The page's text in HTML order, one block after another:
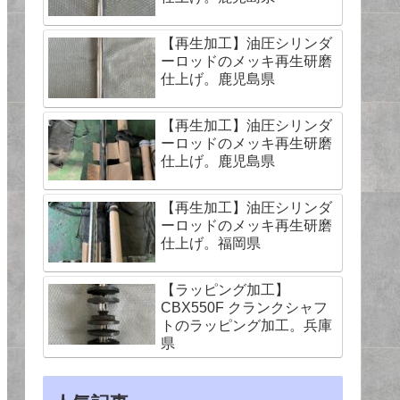
【再生加工】油圧シリンダ
ーロッドのメッキ再生研磨
仕上げ。鹿児島県
【再生加工】油圧シリンダ
ーロッドのメッキ再生研磨
仕上げ。鹿児島県
【再生加工】油圧シリンダ
ーロッドのメッキ再生研磨
仕上げ。福岡県
【ラッピング加工】
CBX550F クランクシャフ
トのラッピング加工。兵庫
県